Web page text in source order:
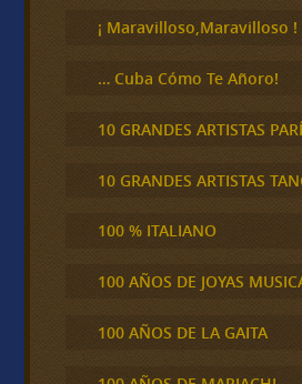
¡ Maravilloso,Maravilloso !
… Cuba Cómo Te Añoro!
10 GRANDES ARTISTAS
10 GRANDES ARTISTAS
100 % ITALIANO
100 AÑOS DE JOYAS
100 AÑOS DE LA GAITA